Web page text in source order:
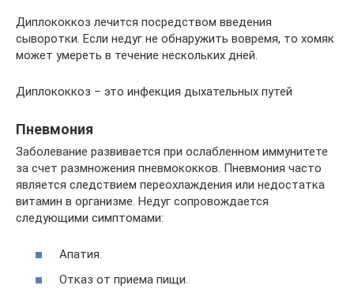
Диплококкоз лечится посредством введения
сыворотки. Если недуг не обнаружить вовремя, то хомяк
может умереть в течение нескольких дней.
Диплококкоз – это инфекция дыхательных путей
Пневмония
Заболевание развивается при ослабленном иммунитете
за счет размножения пневмококков. Пневмония часто
является следствием переохлаждения или недостатка
витамин в организме. Недуг сопровождается
следующими симптомами:
Апатия.
Отказ от приема пищи.